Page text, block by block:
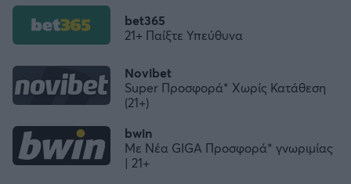
bwin
Με Νέα GIGA Προσφορά* γνωριμίας
| 21+
Novibet
Super Προσφορά* Χωρίς Κατάθεση
(21+)
bet365
21+ Παίξτε Υπεύθυνα